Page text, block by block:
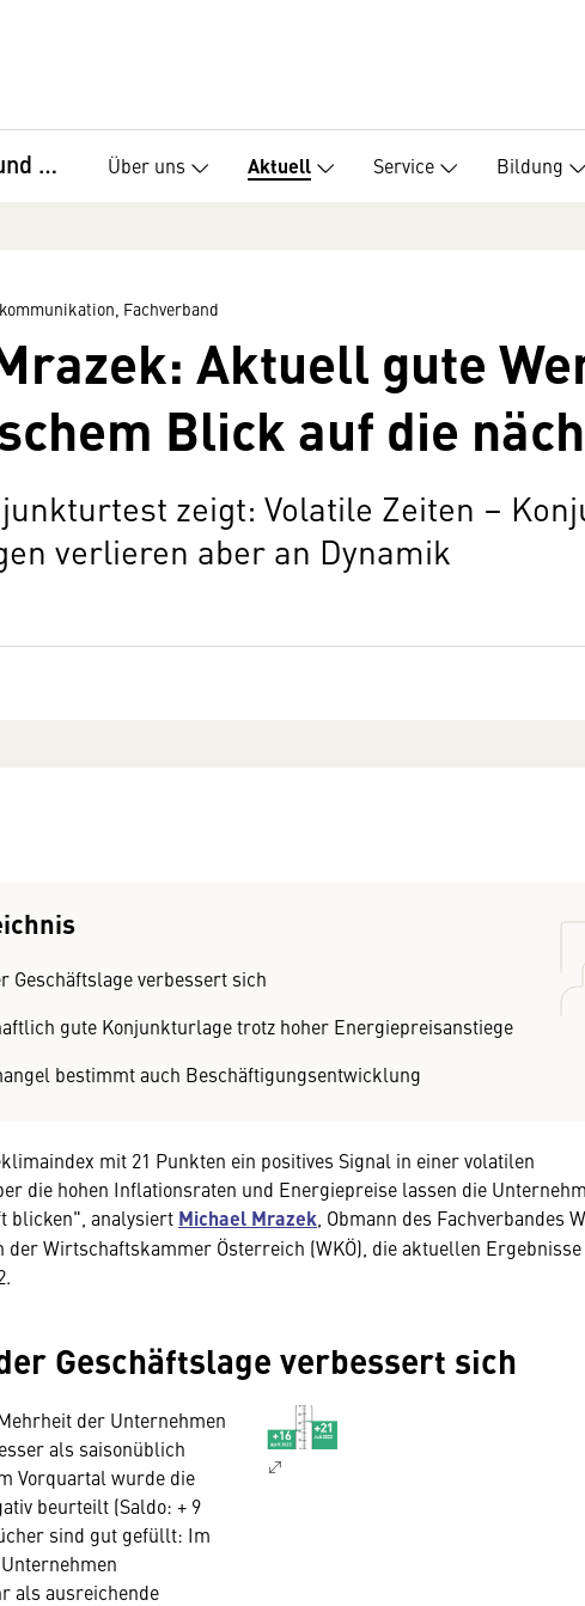
Werbung und Marktkommunikation, Fachverband Über uns Aktuell Service Bildung
Fachverband
Aktuell gute
Blick auf die
zeigt: Volatile Zeiten –
verlieren aber an Dynamik
Geschäftslage verbessert sich
gute Konjunkturlage trotz hoher Energiepreisanstiege
bestimmt auch Beschäftigungsentwicklung
mit 21 Punkten ein positives Signal in einer volatilen
die hohen Inflationsraten und Energiepreise lassen die
blicken", analysiert Michael Mrazek , Obmann des Fachverbandes
Wirtschaftskammer Österreich (WKÖ), die aktuellen
Geschäftslage verbessert sich
der Unternehmen
als saisonüblich
Vorquartal wurde die
beurteilt (Saldo: + 9
sind gut gefüllt: Im
als ausreichende